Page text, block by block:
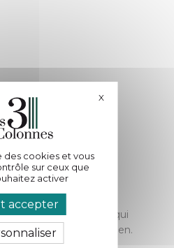
et de pensées qui
monotonie du quotidien.
des cookies et vous
sur ceux que
activer
accepter
XMasquer le